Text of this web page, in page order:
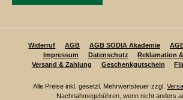
Widerruf AGB AGB SODIA Akademie
Impressum
Datenschutz
Reklamation
Versand & Zahlung
Geschenkgutschein
Alle Preise inkl. gesetzl. Mehrwertsteuer zzgl.
Nachnahmegebühren, wenn nicht anders